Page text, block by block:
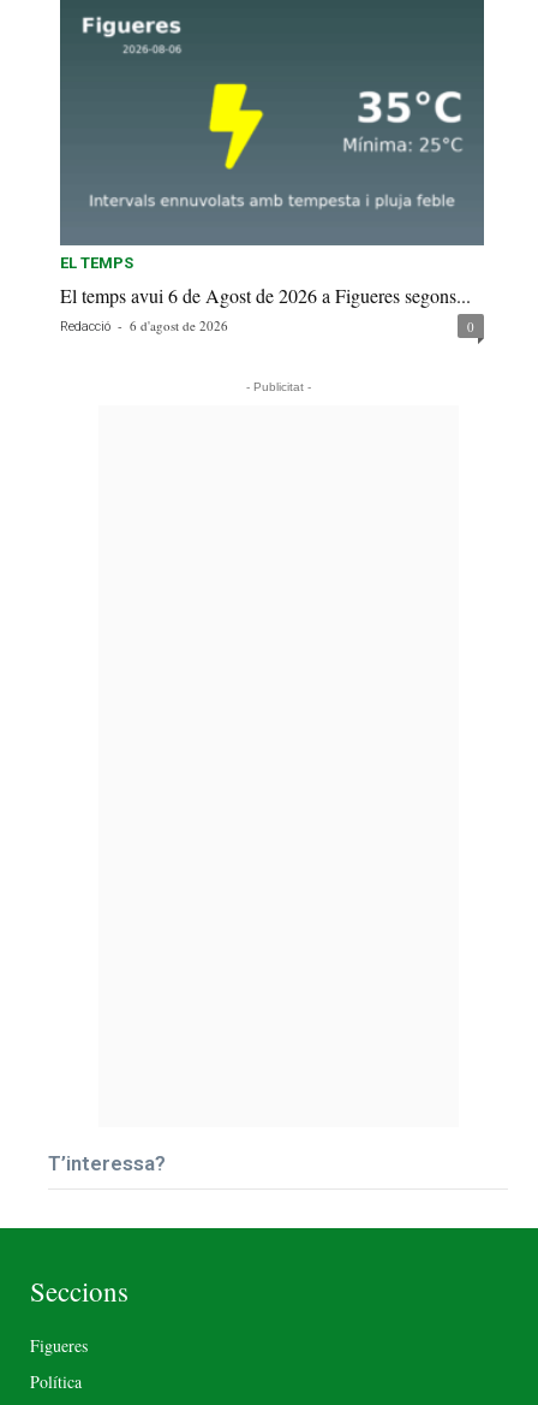
EL TEMPS
El temps avui 6 de Agost de 2026 a Figueres segons...
Redacció - 6 d'agost de 2026 0
- Publicitat -
T’interessa?
Seccions
Figueres
Política